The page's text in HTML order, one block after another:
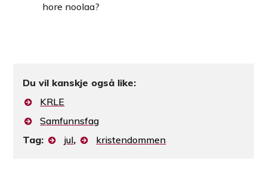
hore noolaa?
Du vil kanskje også like:
KRLE
Samfunnsfag
Tag:
jul, kristendommen